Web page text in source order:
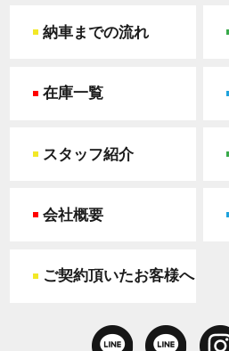
納車までの流れ
在庫一覧
スタッフ紹介
会社概要
ご契約頂いたお客様へ